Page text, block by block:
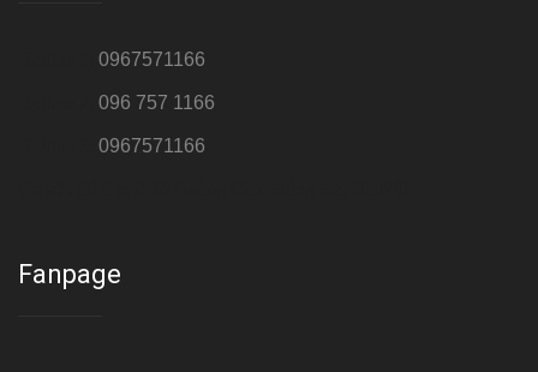
0967571166
096 757 1166
0967571166
Fanpage